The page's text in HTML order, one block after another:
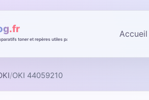
Accueil
/OKI 44059210